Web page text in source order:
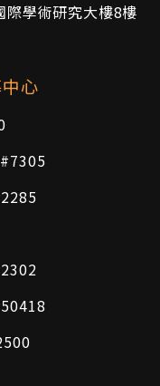
際學術研究大樓8樓
心